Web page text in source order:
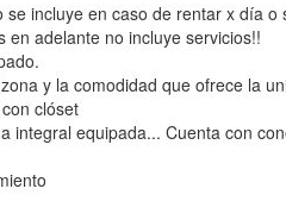
se incluye en caso de rentar x día o
en adelante no incluye servicios!!
y la comodidad que ofrece la
clóset
integral equipada... Cuenta con